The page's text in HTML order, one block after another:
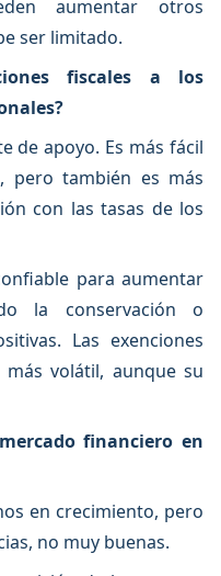
aumentar otros
ser limitado.
fiscales a los
de apoyo. Es más fácil
pero también es más
con las tasas de los
para aumentar
la conservación o
Las exenciones
volátil, aunque su
financiero en
en crecimiento, pero
no muy buenas.